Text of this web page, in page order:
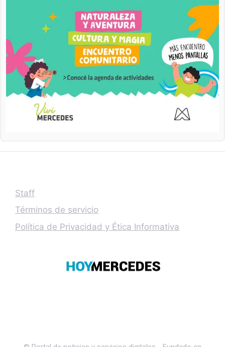
Staff
Términos de servicio
Política de Privacidad y Ética Informativa